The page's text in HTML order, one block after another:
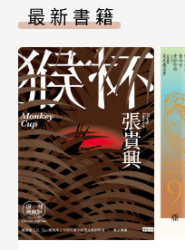
最新書籍